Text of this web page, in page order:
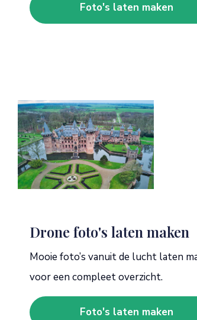
Foto's laten maken
Drone foto's laten maken
Mooie foto’s vanuit de lucht laten
voor een compleet overzicht.
Foto's laten maken